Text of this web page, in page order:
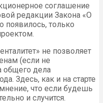
соглашение
редакции Закона «О
появилось, только
не позволяет
(если не
общего дела
Здесь, как и на старте
что если будешь
и случится.